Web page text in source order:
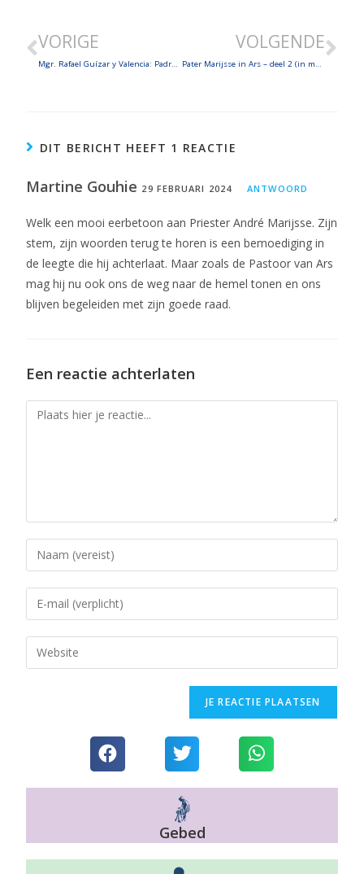
VORIGE
Mgr. Rafael Guízar y Valencia: Padrecito mueve-corazones
VOLGENDE
Pater Marijsse in Ars – deel 2 (in memoriam)
DIT BERICHT HEEFT 1 REACTIE
Martine Gouhie 29 FEBRUARI 2024 ANTWOORD
Welk een mooi eerbetoon aan Priester André Marijsse. Zijn
stem, zijn woorden terug te horen is een bemoediging in
de leegte die hij achterlaat. Maar zoals de Pastoor van Ars
mag hij nu ook ons de weg naar de hemel tonen en ons
blijven begeleiden met zijn goede raad.
Een reactie achterlaten
Gebed